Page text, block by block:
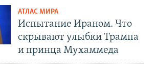
АТЛАС МИРА
Испытание Ираном. Что
скрывают улыбки Трампа
и принца Мухаммеда